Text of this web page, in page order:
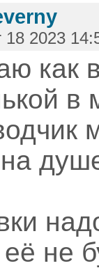
18 2023
как
в
не